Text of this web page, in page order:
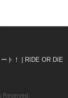
ト！ | RIDE OR DIE
Reserved.